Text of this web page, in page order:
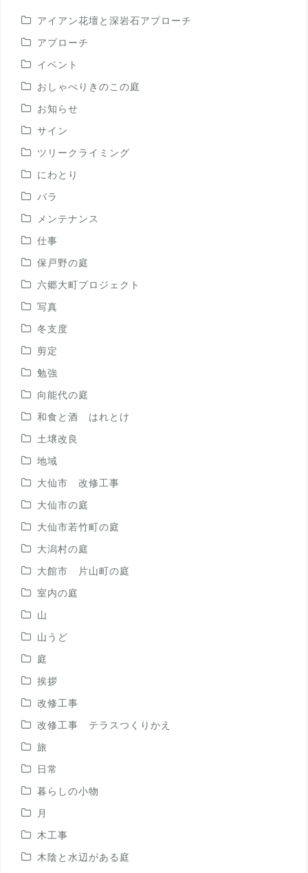
アイアン花壇と深岩石アプローチ
アプローチ
イベント
おしゃべりきのこの庭
お知らせ
サイン
ツリークライミング
にわとり
バラ
メンテナンス
仕事
保戸野の庭
六郷大町プロジェクト
写真
冬支度
剪定
勉強
向能代の庭
和食と酒 はれとけ
土壌改良
地域
大仙市 改修工事
大仙市の庭
大仙市若竹町の庭
大潟村の庭
大館市 片山町の庭
室内の庭
山
山うど
庭
挨拶
改修工事
改修工事 テラスつくりかえ
旅
日常
暮らしの小物
月
木工事
木陰と水辺がある庭